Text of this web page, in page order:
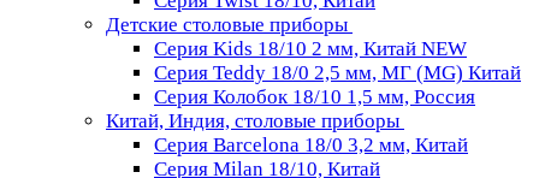
Детские столовые приборы
Серия Kids 18/10 2 мм, Китай NEW
Серия Teddy 18/0 2,5 мм, МГ (MG) Китай
Серия Колобок 18/10 1,5 мм, Россия
Китай, Индия, столовые приборы
Серия Barcelona 18/0 3,2 мм, Китай
Серия Milan 18/10, Китай